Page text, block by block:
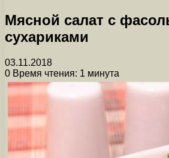
Мясной салат с
сухариками
03.11.2018
0 Время чтения: 1 минута